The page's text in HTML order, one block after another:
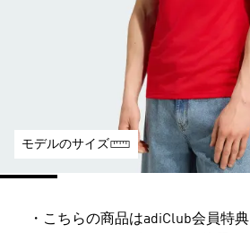
モデルのサイズ
・こちらの商品はadiClub会員特